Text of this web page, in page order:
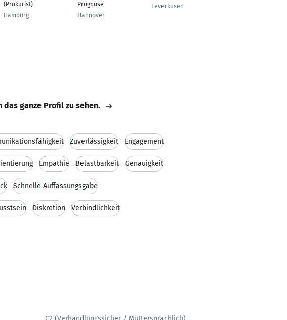
(Prokurist)
Hamburg
Prognose
Hannover
Leverkusen
das ganze Profil zu sehen.
Zuverlässigkeit Engagement
Empathie Belastbarkeit Genauigkeit
Schnelle Auffassungsgabe
Diskretion Verbindlichkeit